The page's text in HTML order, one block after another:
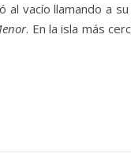
vacío llamando a
. En la isla más